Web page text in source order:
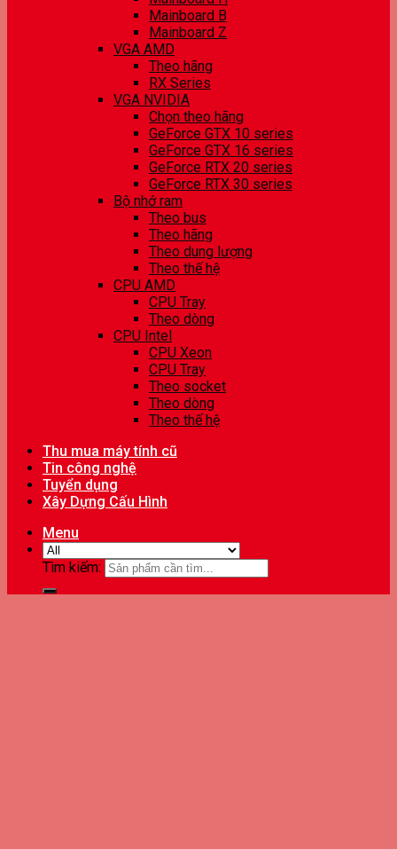
Mainboard B
Mainboard Z
VGA AMD
Theo hãng
RX Series
VGA NVIDIA
Chọn theo hãng
GeForce GTX 10 series
GeForce GTX 16 series
GeForce RTX 20 series
GeForce RTX 30 series
Bộ nhớ ram
Theo bus
Theo hãng
Theo dung lượng
Theo thế hệ
CPU AMD
CPU Tray
Theo dòng
CPU Intel
CPU Xeon
CPU Tray
Theo socket
Theo dòng
Theo thế hệ
Thu mua máy tính cũ
Tin công nghệ
Tuyển dụng
Xây Dựng Cấu Hình
Menu
Tìm kiếm: